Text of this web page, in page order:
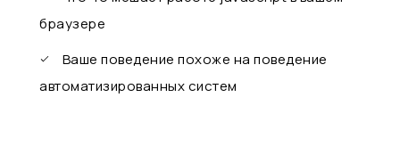
браузере
Ваше поведение похоже на поведение
автоматизированных систем